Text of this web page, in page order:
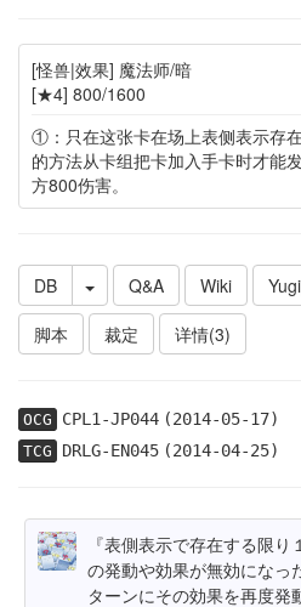
[怪兽|效果] 魔法师/暗
[★4] 800/1600
①：只在这张卡在场上表侧表示存
的方法从卡组把卡加入手卡时才能
方800伤害。
DB Q&A Wiki
脚本
裁定 详情(3)
OCG CPL1-JP044(2014-05-17)
TCG DRLG-EN045(2014-04-25)
『表側表示で存在する限
の発動や効果が無効になっ
ターンにその効果を再度発